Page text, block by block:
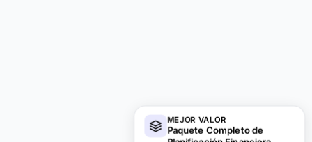
MEJOR VALOR
Paquete Completo de